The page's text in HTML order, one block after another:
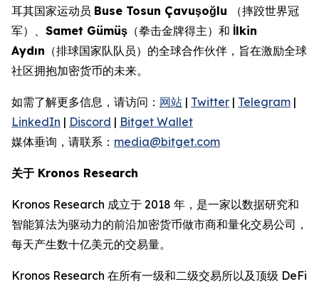
耳其国家运动员 Buse Tosun Çavuşoğlu
（摔跤世界冠
军）、 Samet Gümüş （拳击金牌得主）和 İlkin
Aydın （排球国家队队员）的全球合作伙伴，旨在激励全球
社区拥抱加密货币的未来。
如需了解更多信息，请访问： 网站 | Twitter | Telegram |
LinkedIn | Discord | Bitget Wallet
媒体垂询，请联系： media@bitget.com
关于 Kronos Research
Kronos Research 成立于 2018 年，是一家以数据研究和
智能算法为驱动力的前沿加密货币做市商和量化交易公司，
每天产生数十亿美元的交易量。
Kronos Research 在所有一级和二级交易所以及顶级 DeFi